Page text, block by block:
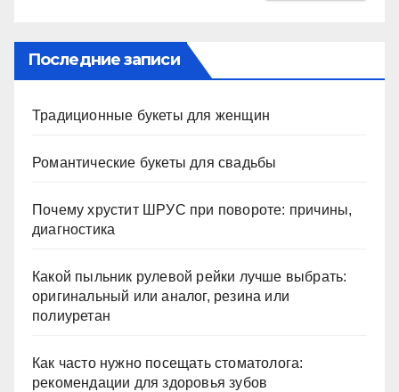
Последние записи
Традиционные букеты для женщин
Романтические букеты для свадьбы
Почему хрустит ШРУС при повороте: причины,
диагностика
Какой пыльник рулевой рейки лучше выбрать:
оригинальный или аналог, резина или
полиуретан
Как часто нужно посещать стоматолога:
рекомендации для здоровья зубов